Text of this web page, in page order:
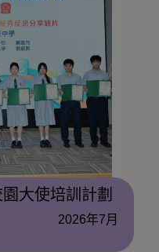
大使培訓計劃
2026年7月